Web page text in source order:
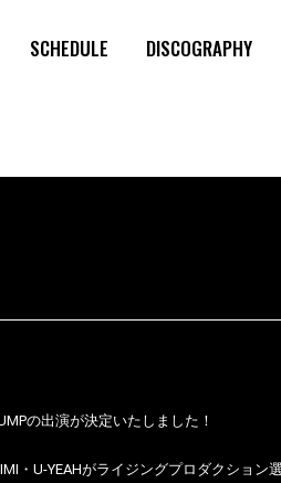
SCHEDULE DISCOGRAPHY
の出演が決定いたしました！
・U-YEAHがライジングプロダクション